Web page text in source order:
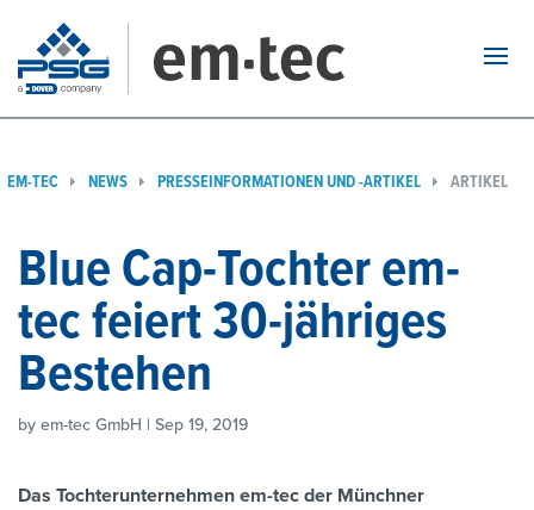
EM-TEC NEWS PRESSEINFORMATIONEN UND -ARTIKEL ARTIKEL
Blue Cap-Tochter em-
tec feiert 30-jähriges
Bestehen
by em-tec GmbH | Sep 19, 2019
Das Tochterunternehmen em-tec der Münchner